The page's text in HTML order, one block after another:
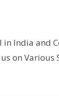
India and
on